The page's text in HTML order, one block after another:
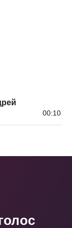
00:10